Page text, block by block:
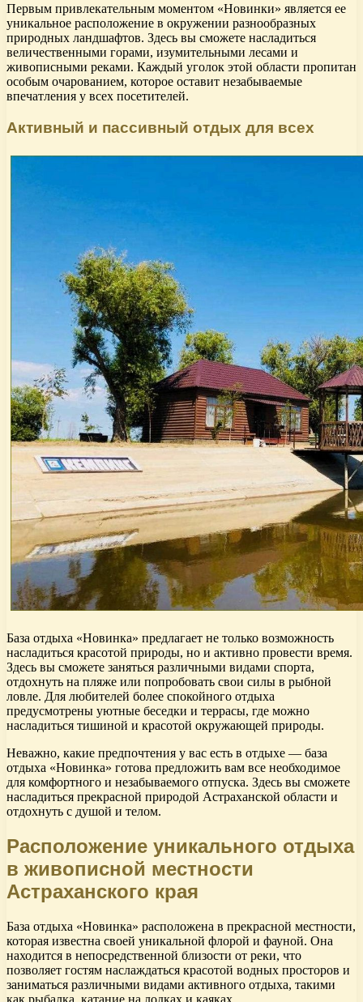
Первым привлекательным моментом «Новинки» является ее
уникальное расположение в окружении разнообразных
природных ландшафтов. Здесь вы сможете насладиться
величественными горами, изумительными лесами и
живописными реками. Каждый уголок этой области пропитан
особым очарованием, которое оставит незабываемые
впечатления у всех посетителей.
Активный и пассивный отдых для всех
База отдыха «Новинка» предлагает не только возможность
насладиться красотой природы, но и активно провести время.
Здесь вы сможете заняться различными видами спорта,
отдохнуть на пляже или попробовать свои силы в рыбной
ловле. Для любителей более спокойного отдыха
предусмотрены уютные беседки и террасы, где можно
насладиться тишиной и красотой окружающей природы.
Неважно, какие предпочтения у вас есть в отдыхе — база
отдыха «Новинка» готова предложить вам все необходимое
для комфортного и незабываемого отпуска. Здесь вы сможете
насладиться прекрасной природой Астраханской области и
отдохнуть с душой и телом.
Расположение уникального отдыха
в живописной местности
Астраханского края
База отдыха «Новинка» расположена в прекрасной местности,
которая известна своей уникальной флорой и фауной. Она
находится в непосредственной близости от реки, что
позволяет гостям наслаждаться красотой водных просторов и
заниматься различными видами активного отдыха, такими
как рыбалка, катание на лодках и каяках.